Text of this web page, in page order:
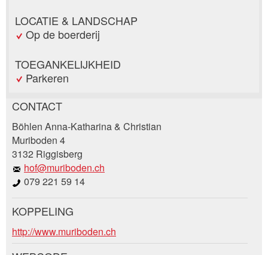
LOCATIE & LANDSCHAP
Op de boerderij
TOEGANKELIJKHEID
Parkeren
Post afkeuren
Uw feedback wordt zeer gewaardeerd!
Algemene feedback
Onvolledige vermelding
Beveel deze advertentie aan bij vrienden.
CONTACT
Böhlen Anna-Katharina & Christian
Muriboden 4
3132 Riggisberg
hof@muriboden.ch
079 221 59 14
Boekingsaanvraag
KOPPELING
http://www.muriboden.ch